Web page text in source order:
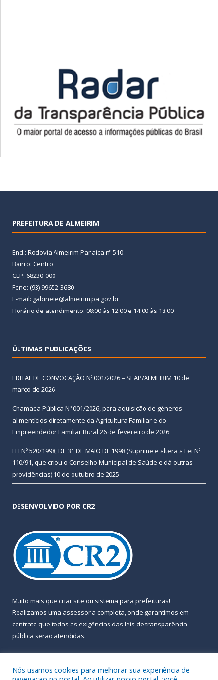
PREFEITURA DE ALMEIRIM
End.: Rodovia Almeirim Panaica nº 510
Bairro: Centro
CEP: 68230-000
Fone: (93) 99652-3680
E-mail: gabinete@almeirim.pa.gov.br
Horário de atendimento: 08:00 às 12:00 e 14:00 às 18:00
ÚLTIMAS PUBLICAÇÕES
EDITAL DE CONVOCAÇÃO Nº 001/2026 – SEAP/ALMEIRIM 10 de
março de 2026
Chamada Pública Nº 001/2026, para aquisição de gêneros
alimentícios diretamente da Agricultura Familiar e do
Empreendedor Familiar Rural 26 de fevereiro de 2026
LEI Nº 520/1998, DE 31 DE MAIO DE 1998 (Suprime e altera a Lei Nº
110/91, que criou o Conselho Municipal de Saúde e dá outras
providências) 10 de outubro de 2025
DESENVOLVIDO POR CR2
Muito mais que criar site ou sistema para prefeituras!
Realizamos uma assessoria completa, onde garantimos em
contrato que todas as exigências das leis de transparência
pública serão atendidas.
Nós usamos cookies para melhorar sua experiência de